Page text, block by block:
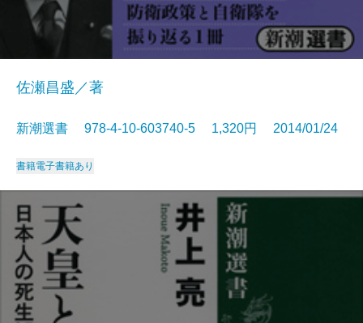
佐瀬昌盛／著
新潮選書 978-4-10-603740-5 1,320円 2014/01/24
書籍電子書籍あり